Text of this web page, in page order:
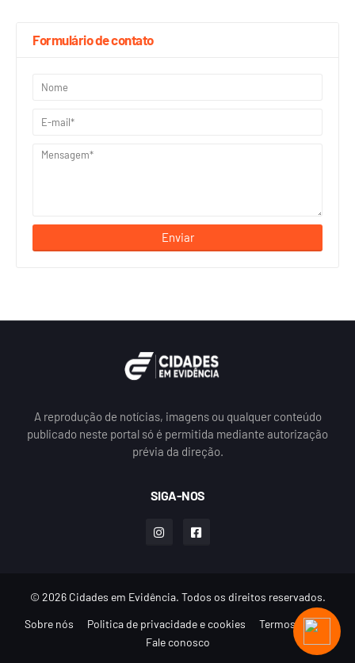
Formulário de contato
A reprodução de notícias, imagens ou qualquer conteúdo
publicado neste portal só é permitida mediante autorização
prévia da direção.
SIGA-NOS
© 2026 Cidades em Evidência. Todos os direitos reservados.
Sobre nós
Politica de privacidade e cookies
Termos de uso
Fale conosco